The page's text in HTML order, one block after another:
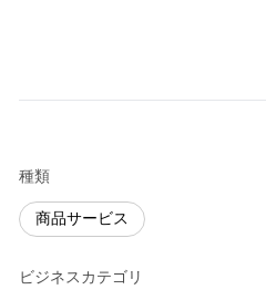
種類
商品サービス
ビジネスカテゴリ